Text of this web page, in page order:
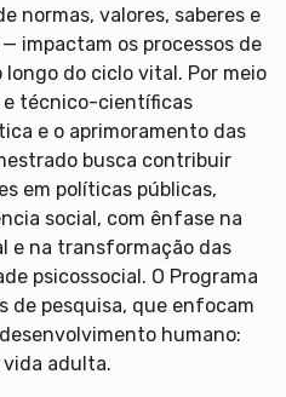
normas, valores, saberes e
impactam os processos de
do ciclo vital. Por meio
e técnico-científicas
e o aprimoramento das
busca contribuir
em políticas públicas,
social, com ênfase na
e na transformação das
psicossocial. O Programa
de pesquisa, que enfocam
humano:
adulta.